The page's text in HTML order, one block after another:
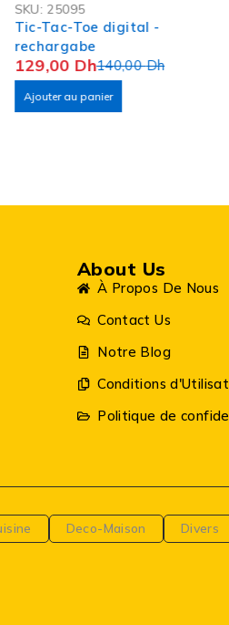
SKU: 25095
Tic-Tac-Toe digital -
rechargabe
140,00Dh
129,00 Dh
Ajouter au panier
About Us
À Propos De Nous
Contact Us
Notre Blog
Conditions
Politique de
Deco-Maison Divers